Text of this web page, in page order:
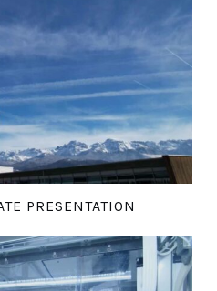
PRESENTATION